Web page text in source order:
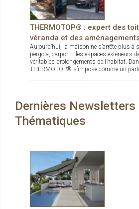
THERMOTOP® : expert des
véranda et des
Aujourd’hui, la maison ne s’arrête plus à
pergola, carport… les espaces extérieurs
véritables prolongements de l’habitat.
THERMOTOP® s’impose comme un
Dernières Newsletters
Thématiques